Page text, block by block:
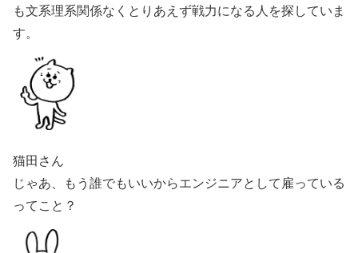
も文系理系関係なくとりあえず戦力になる人を探していま
す。
猫田さん
じゃあ、もう誰でもいいからエンジニアとして雇っている
ってこと？